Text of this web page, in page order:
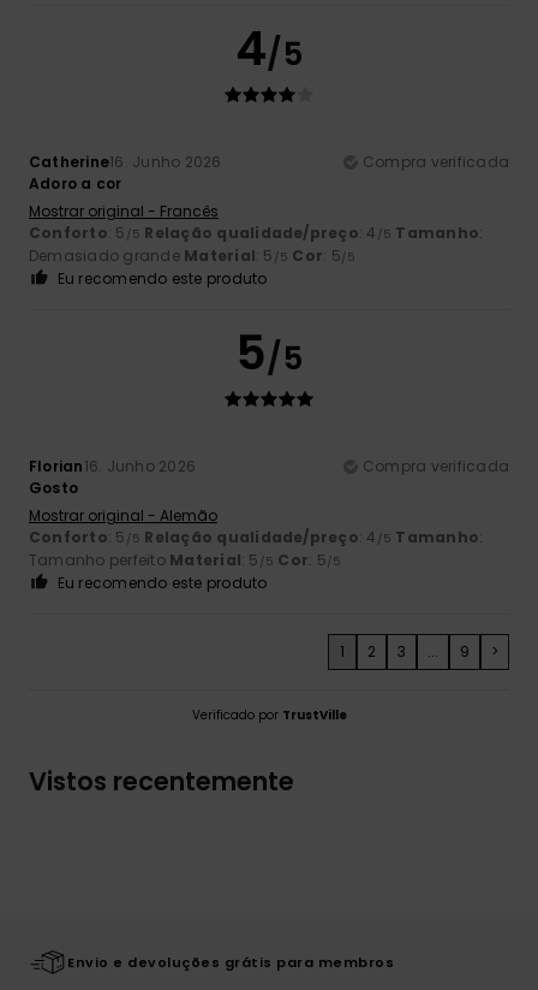
4/5
Catherine16. Junho 2026
Compra verificada
Adoro a cor
Mostrar original - Francês
Conforto: 5 /5 Relação qualidade/preço: 4 /5 Tamanho:
Demasiado grande Material: 5 /5 Cor: 5 /5
Eu recomendo este produto
5/5
Florian16. Junho 2026
Compra verificada
Gosto
Mostrar original - Alemão
Conforto: 5 /5 Relação qualidade/preço: 4 /5 Tamanho:
Tamanho perfeito Material: 5 /5 Cor: 5 /5
Eu recomendo este produto
1 2 3 ... 9 >
Verificado por TrustVille
Vistos recentemente
Envio e devoluções grátis para membros